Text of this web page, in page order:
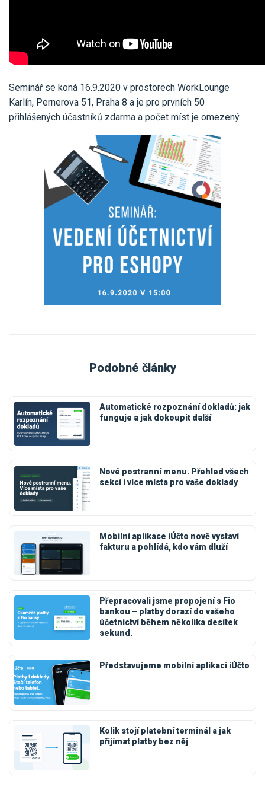
Seminář se koná 16.9.2020 v prostorech WorkLounge
Karlín, Pernerova 51, Praha 8 a je pro prvních 50
přihlášených účastníků zdarma a počet míst je omezený.
Podobné články
Automatické rozpoznání dokladů: jak
funguje a jak dokoupit další
Nové postranní menu. Přehled všech
sekcí i více místa pro vaše doklady
Mobilní aplikace iÚčto nově vystaví
fakturu a pohlídá, kdo vám dluží
Přepracovali jsme propojení s Fio
bankou – platby dorazí do vašeho
účetnictví během několika desítek
sekund.
Představujeme mobilní aplikaci iÚčto
Kolik stojí platební terminál a jak
přijímat platby bez něj